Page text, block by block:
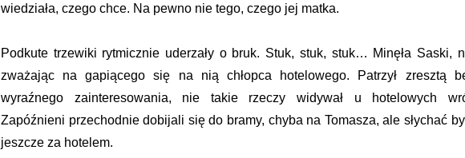
wiedziała, czego chce. Na pewno nie tego, czego jej matka.
Podkute trzewiki rytmicznie uderzały o bruk. Stuk, stuk, stuk… Minęła Saski,
zważając na gapiącego się na nią chłopca hotelowego. Patrzył zresztą
wyraźnego zainteresowania, nie takie rzeczy widywał u hotelowych
Zapóźnieni przechodnie dobijali się do bramy, chyba na Tomasza, ale słychać
jeszcze za hotelem.